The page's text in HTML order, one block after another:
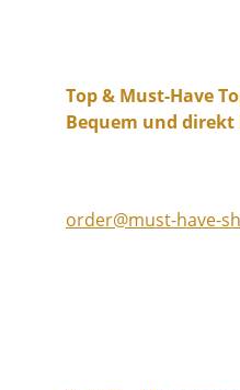
Top & Must-Have
Bequem und direkt
order@must-have-